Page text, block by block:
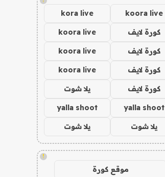
koora live
kora live
كورة لايف koora live
كورة لايف koora live
كورة لايف koora live
كورة لايف يلا شوت
yalla shoot
yalla shoot
يلا شوت يلا شوت
!
موقع كورة